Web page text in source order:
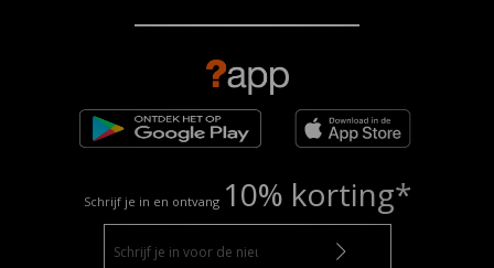
Schrijf je in en ontvang 10% korting*